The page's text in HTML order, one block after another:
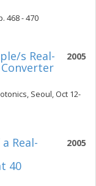
468 - 470
2005
s Real-
Seoul, Oct 12-
2005
Real-
40